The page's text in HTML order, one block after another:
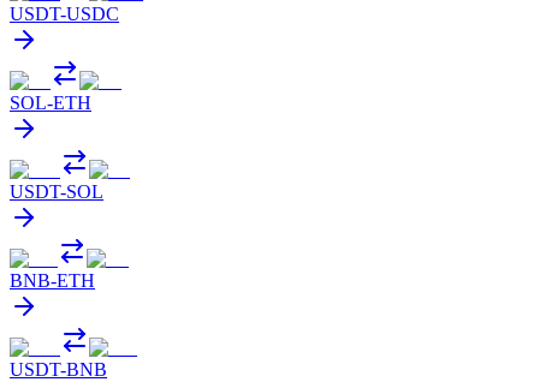
USDT-USDC
SOL-ETH
USDT-SOL
BNB-ETH
USDT-BNB